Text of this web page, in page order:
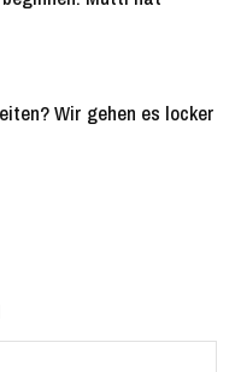
Wir gehen es locker